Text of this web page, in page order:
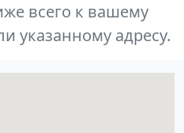
всего к вашему
указанному адресу.